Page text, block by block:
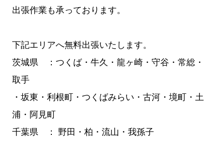
出張作業も承っております。
下記エリアへ無料出張いたします。
茨城県 ：つくば・牛久・龍ヶ崎・守谷・常総・
取手
・坂東・利根町・つくばみらい・古河・境町・土
浦・阿見町
千葉県 ： 野田・柏・流山・我孫子